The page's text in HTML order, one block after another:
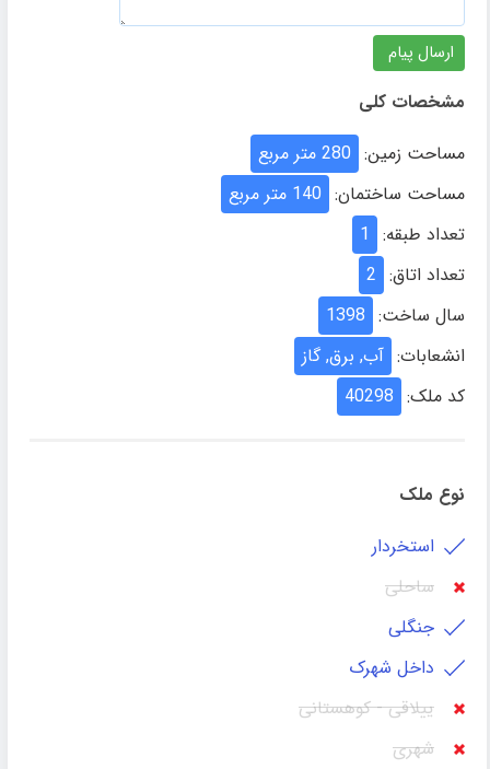
مشخصات کلی
مساحت زمین: 280 متر مربع
مساحت ساختمان: 140 متر مربع
تعداد طبقه: 1
تعداد اتاق: 2
سال ساخت: 1398
انشعابات: آب, برق, گاز
کد ملک: 40298
نوع ملک
استخردار
ساحلی
جنگلی
داخل شهرک
ییلاقی - کوهستانی
شهری